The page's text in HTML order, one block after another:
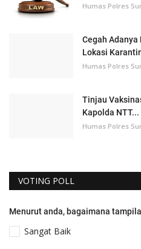
Humas Polres
Cegah
Lokasi
Humas Polres
Tinjau
Kapolda NTT...
Humas Polres
VOTING POLL
Menurut anda, bagaimana
Sangat Baik